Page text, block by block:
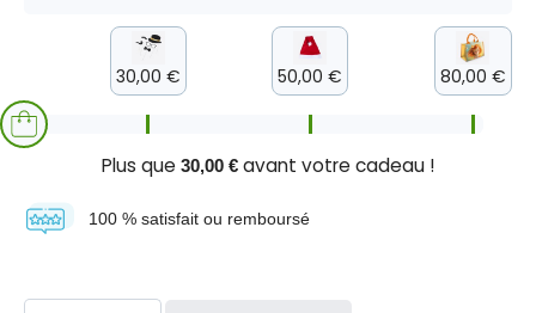
30,00 € 50,00 € 80,00 €
Plus que 30,00 € avant votre cadeau !
100 % satisfait ou remboursé